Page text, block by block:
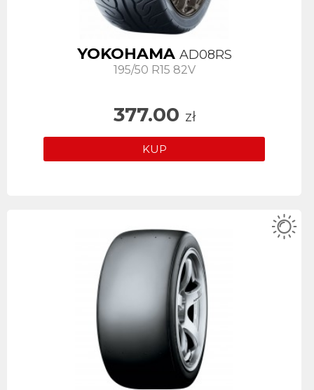
YOKOHAMA AD08RS
195/50 R15 82V
377.00 zł
KUP